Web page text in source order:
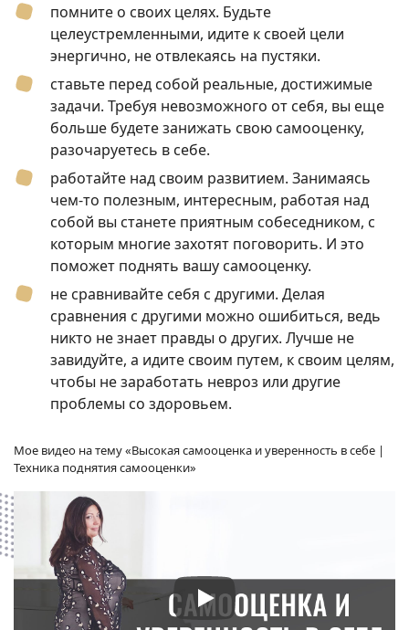
помните о своих целях. Будьте
целеустремленными, идите к своей цели
энергично, не отвлекаясь на пустяки.
ставьте перед собой реальные, достижимые
задачи. Требуя невозможного от себя, вы еще
больше будете занижать свою самооценку,
разочаруетесь в себе.
работайте над своим развитием. Занимаясь
чем-то полезным, интересным, работая над
собой вы станете приятным собеседником, с
которым многие захотят поговорить. И это
поможет поднять вашу самооценку.
не сравнивайте себя с другими. Делая
сравнения с другими можно ошибиться, ведь
никто не знает правды о других. Лучше не
завидуйте, а идите своим путем, к своим целям,
чтобы не заработать невроз или другие
проблемы со здоровьем.
Мое видео на тему «Высокая самооценка и уверенность в себе |
Техника поднятия самооценки»